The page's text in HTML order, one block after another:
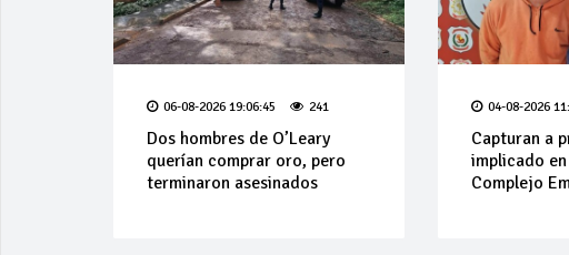
06-08-2026 19:06:45 241
Dos hombres de O’Leary
querían comprar oro, pero
terminaron asesinados
04-08-2026
Capturan a
implicado
Complejo